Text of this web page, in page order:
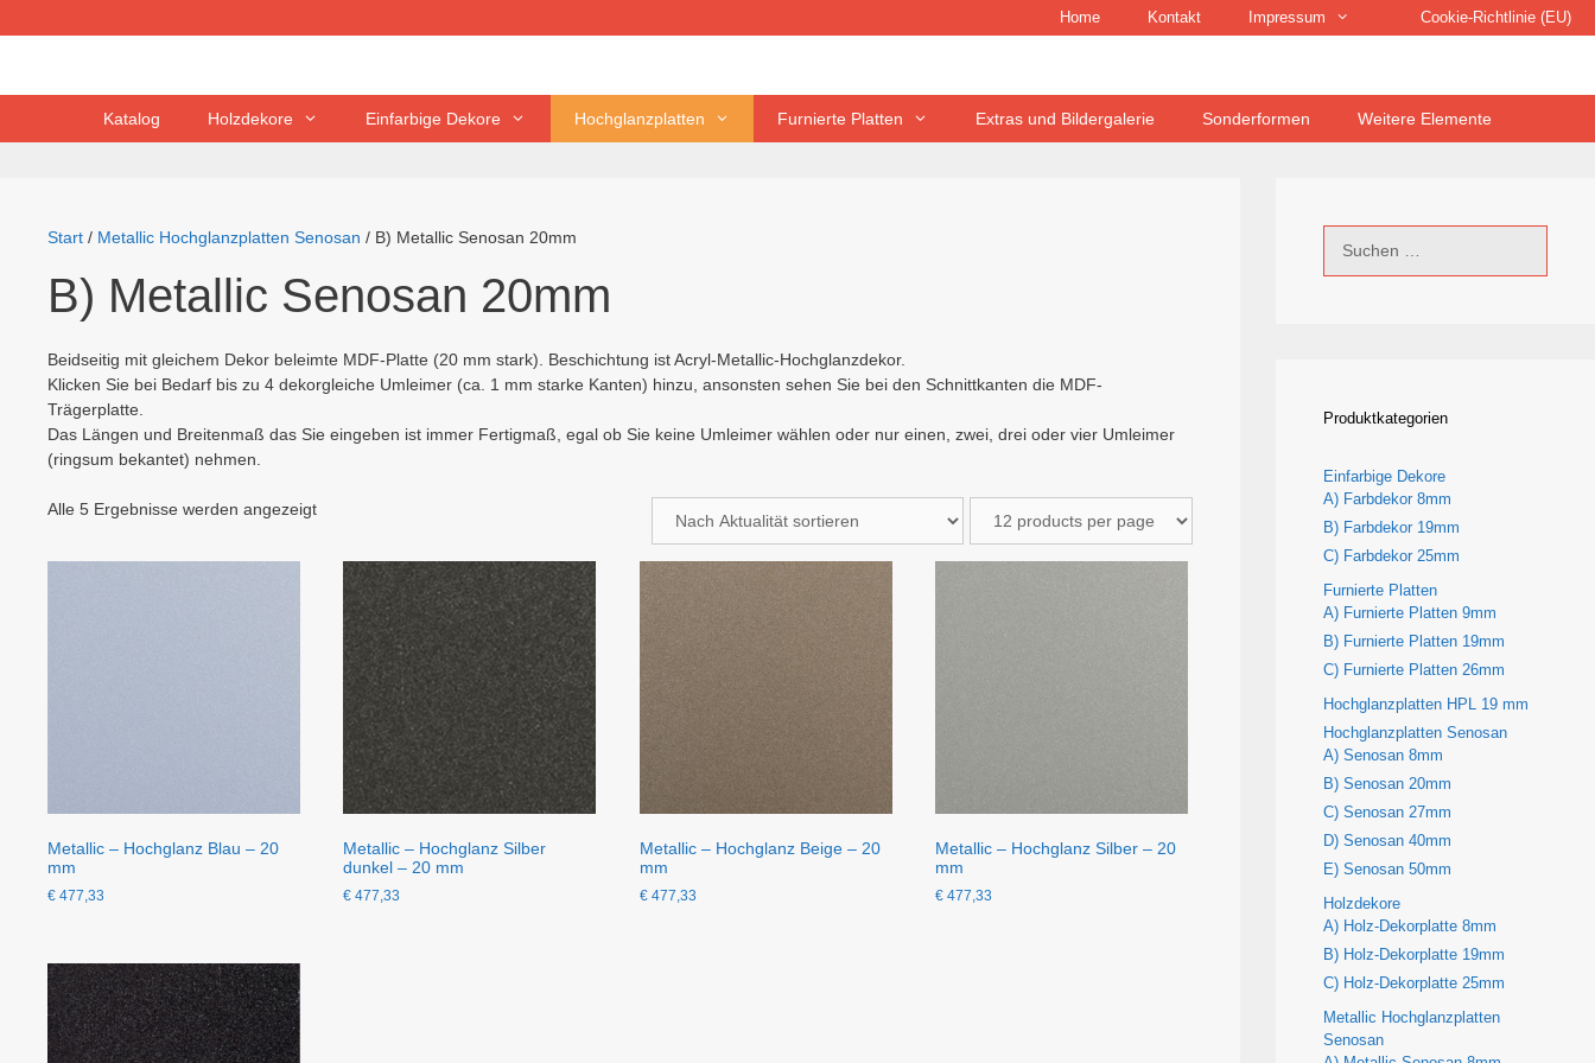
Inhalt
Home Kontakt Impressum Cookie-Richtlinie (EU)
Katalog Holzdekore Einfarbige Dekore Hochglanzplatten Furnierte Platten Extras und Bildergalerie Sonderformen Weitere Elemente
Start / Metallic Hochglanzplatten Senosan / B) Metallic Senosan 20mm
B) Metallic Senosan 20mm
Beidseitig mit gleichem Dekor beleimte MDF-Platte (20 mm stark). Beschichtung ist Acryl-Metallic-Hochglanzdekor.
Klicken Sie bei Bedarf bis zu 4 dekorgleiche Umleimer (ca. 1 mm starke Kanten) hinzu, ansonsten sehen Sie bei den Schnittkanten die MDF-
Trägerplatte.
Das Längen und Breitenmaß das Sie eingeben ist immer Fertigmaß, egal ob Sie keine Umleimer wählen oder nur einen, zwei, drei oder vier Umleimer
(ringsum bekantet) nehmen.
Alle 5 Ergebnisse werden angezeigtNach
sortiert
Metallic – Hochglanz Blau – 20
mm
€ 477,33
Metallic – Hochglanz Silber
dunkel – 20 mm
€ 477,33
Metallic – Hochglanz Beige – 20
mm
€477,33
Metallic – Hochglanz Silber – 20
mm
€ 477,33
nach:
Produktkategorien
Einfarbige Dekore
A) Farbdekor 8mm
B) Farbdekor 19mm
C) Farbdekor 25mm
Furnierte Platten
A) Furnierte Platten 9mm
B) Furnierte Platten 19mm
C) Furnierte Platten 26mm
Hochglanzplatten HPL 19 mm
Hochglanzplatten Senosan
A) Senosan 8mm
B) Senosan 20mm
C) Senosan 27mm
D) Senosan 40mm
E) Senosan 50mm
Holzdekore
A) Holz-Dekorplatte 8mm
B) Holz-Dekorplatte 19mm
C) Holz-Dekorplatte 25mm
Metallic Hochglanzplatten
Senosan